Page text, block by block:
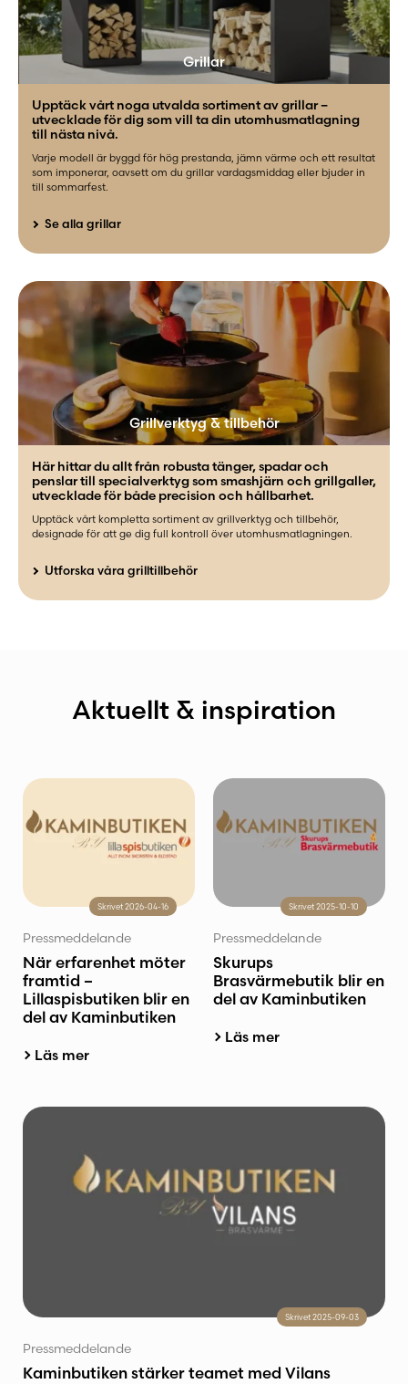
Grillar
Upptäck vårt noga utvalda sortiment av grillar –
utvecklade för dig som vill ta din utomhusmatlagning
till nästa nivå.
Varje modell är byggd för hög prestanda, jämn värme och ett resultat
som imponerar, oavsett om du grillar vardagsmiddag eller bjuder in
till sommarfest.
Se alla grillar
Grillverktyg & tillbehör
Här hittar du allt från robusta tänger, spadar och
penslar till specialverktyg som smashjärn och grillgaller,
utvecklade för både precision och hållbarhet.
Upptäck vårt kompletta sortiment av grillverktyg och tillbehör,
designade för att ge dig full kontroll över utomhusmatlagningen.
Utforska våra grilltillbehör
Aktuellt & inspiration
Skrivet 2026-04-16
Pressmeddelande
När erfarenhet möter
framtid –
Lillaspisbutiken blir en
del av Kaminbutiken
Läs mer
Skrivet 2025-10-10
Pressmeddelande
Skurups
Brasvärmebutik blir en
del av Kaminbutiken
Läs mer
Skrivet 2025-09-03
Pressmeddelande
Kaminbutiken stärker teamet med Vilans